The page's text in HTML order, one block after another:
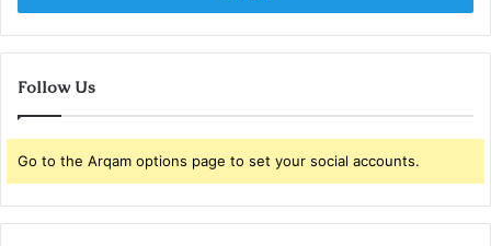
Follow Us
Go to the Arqam options page to set your social accounts.